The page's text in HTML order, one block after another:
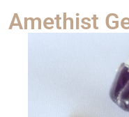
Amethist